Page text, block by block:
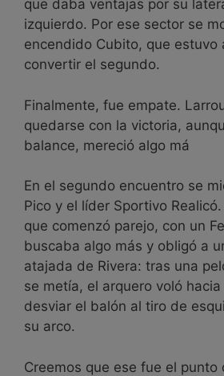
que daba ventajas por su
izquierdo. Por ese sector se
encendido Cubito, que estuvo
convertir el segundo.
Finalmente, fue empate.
quedarse con la victoria,
balance, mereció algo má
En el segundo encuentro se
Pico y el líder Sportivo
que comenzó parejo, con un
buscaba algo más y obligó a
atajada de Rivera: tras una
se metía, el arquero voló
desviar el balón al tiro de
su arco.
Creemos que ese fue el punto